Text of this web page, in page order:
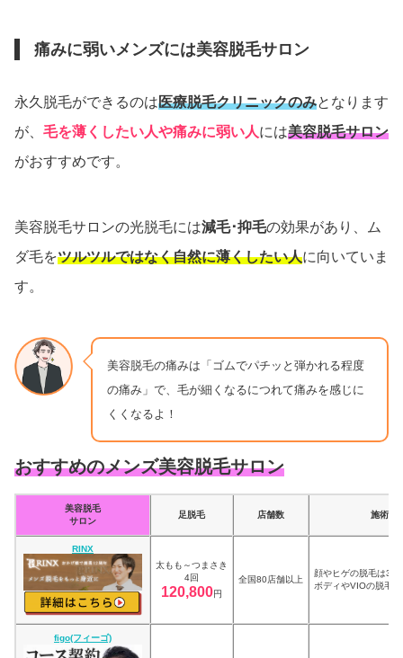
痛みに弱いメンズには美容脱毛サロン
永久脱毛ができるのは医療脱毛クリニックのみとなります
が、 毛を薄くしたい人や痛みに弱い人には美容脱毛サロン
がおすすめです。
美容脱毛サロンの光脱毛には減毛･抑毛の効果があり、ム
ダ毛をツルツルではなく自然に薄くしたい人に向いていま
す。
美容脱毛の痛みは「ゴムでパチッと弾かれる程度
の痛み」で、毛が細くなるにつれて痛みを感じに
くくなるよ！
おすすめのメンズ美容脱毛サロン
美容脱毛
サロン
足脱毛 店舗数 施術間
RINX
太もも～つまさき
4回
120,800円
全国80店舗以上
顔やヒゲの脱毛は3～
ボディやVIOの脱毛
figo(フィーゴ)